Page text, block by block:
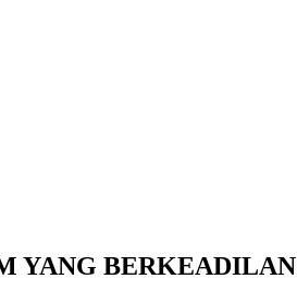
YANG BERKEADILAN